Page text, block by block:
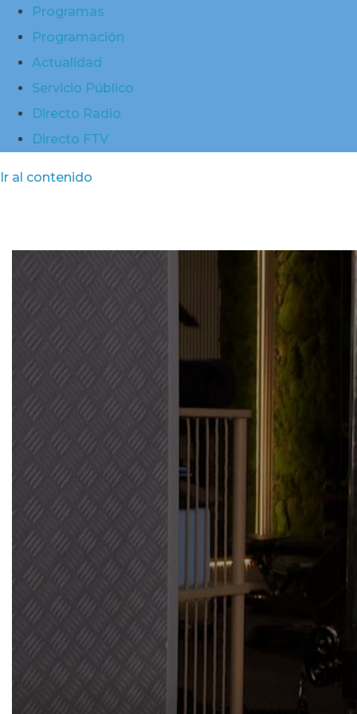
Programas
Programación
Actualidad
Servicio Público
Directo Radio
Directo FTV
Ir al contenido